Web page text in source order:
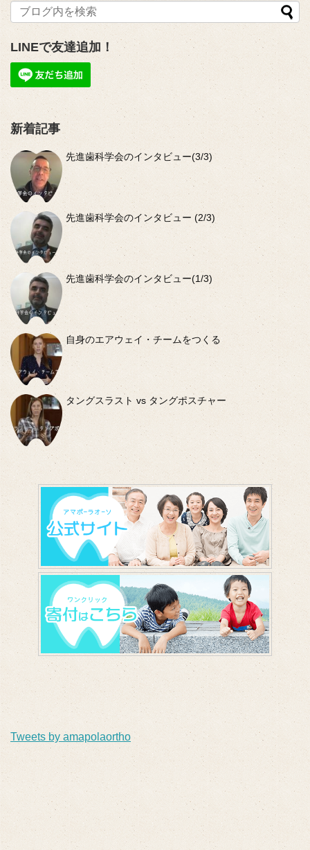
LINEで友達追加！
新着記事
先進歯科学会のインタビュー(3/3)
先進歯科学会のインタビュー (2/3)
先進歯科学会のインタビュー(1/3)
自身のエアウェイ・チームをつくる
タングスラスト vs タングポスチャー
Tweets by amapolaortho